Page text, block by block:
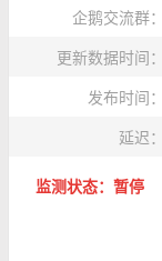
企鹅交流群：
更新数据时间：
发布时间：
延迟：
监测状态：暂停